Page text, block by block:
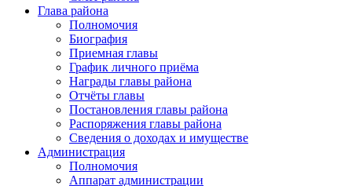
Глава района
Полномочия
Биография
Приемная главы
График личного приёма
Награды главы района
Отчёты главы
Постановления главы района
Распоряжения главы района
Сведения о доходах и имуществе
Администрация
Полномочия
Аппарат администрации